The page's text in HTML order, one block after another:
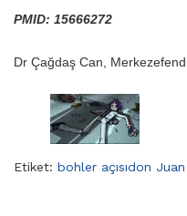
PMID: 15666272
Dr Çağdaş Can,
Etiket: bohler açısıdon Juan